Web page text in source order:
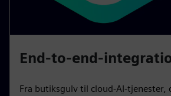
End-to-end-
Fra butiksgulv til cloud-AI-tjenester,